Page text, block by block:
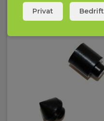
Privat Bedrift